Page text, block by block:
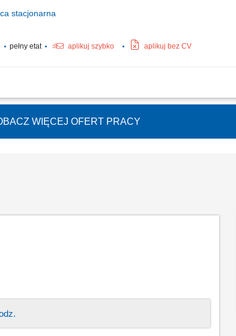
stacjonarna
pełny etat aplikuj szybko aplikuj bez CV
przyborów kuchennych przy użyciu profesjonalnego sprzętu
WIĘCEJ OFERT PRACY